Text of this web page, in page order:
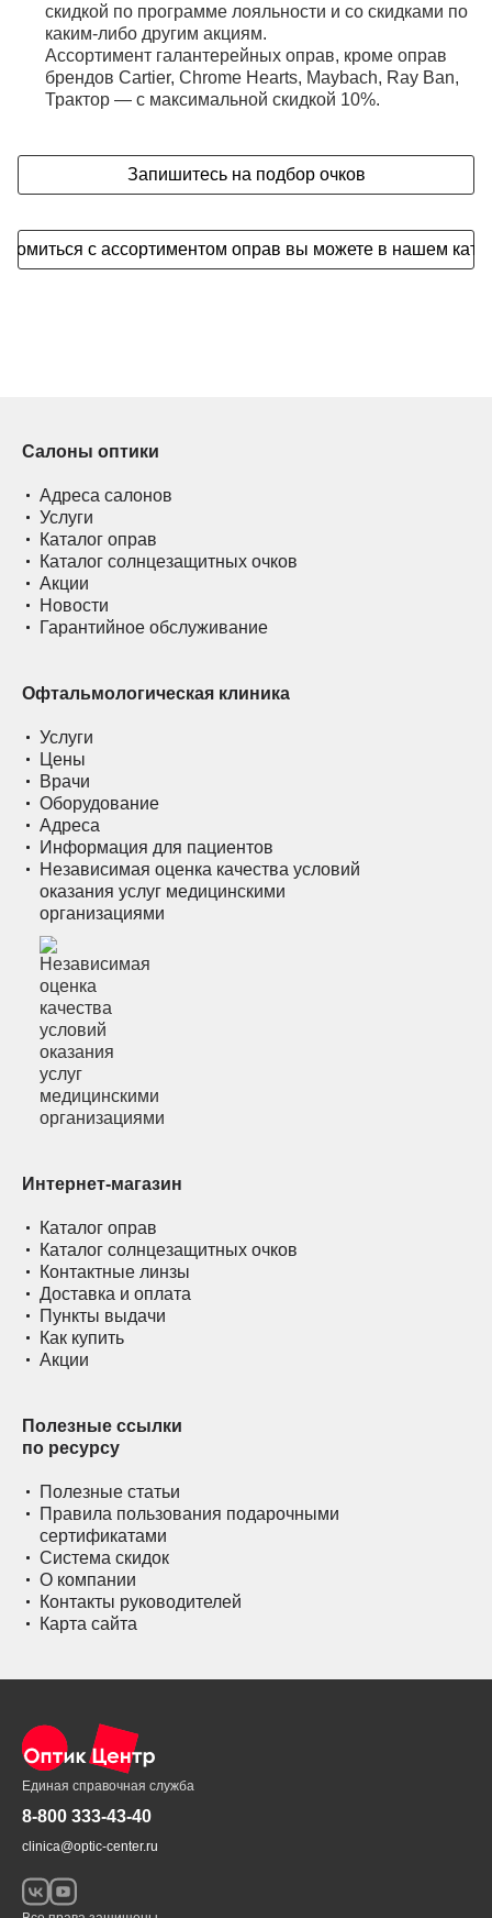
скидкой по программе лояльности и со скидками по
каким-либо другим акциям.
Ассортимент галантерейных оправ, кроме оправ
брендов Сartier, Chrome Hearts, Maybach, Ray Ban,
Трактор — с максимальной скидкой 10%.
Запишитесь на подбор очков
с ассортиментом оправ вы можете в нашем
Салоны оптики
Адреса салонов
Услуги
Каталог оправ
Каталог солнцезащитных очков
Акции
Новости
Гарантийное обслуживание
Офтальмологическая клиника
Услуги
Цены
Врачи
Оборудование
Адреса
Информация для пациентов
Независимая оценка качества условий
оказания услуг медицинскими
организациями
Интернет-магазин
Каталог оправ
Каталог солнцезащитных очков
Контактные линзы
Доставка и оплата
Пункты выдачи
Как купить
Акции
Полезные ссылки
по ресурсу
Полезные статьи
Правила пользования подарочными
сертификатами
Система скидок
О компании
Контакты руководителей
Карта сайта
Единая справочная служба
8-800 333-43-40
clinica@optic-center.ru